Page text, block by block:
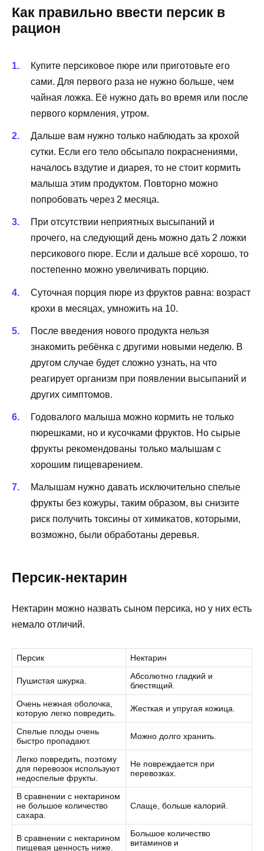
Как правильно ввести персик в
рацион
Купите персиковое пюре или приготовьте его
сами. Для первого раза не нужно больше, чем
чайная ложка. Её нужно дать во время или после
первого кормления, утром.
Дальше вам нужно только наблюдать за крохой
сутки. Если его тело обсыпало покраснениями,
началось вздутие и диарея, то не стоит кормить
малыша этим продуктом. Повторно можно
попробовать через 2 месяца.
При отсутствии неприятных высыпаний и
прочего, на следующий день можно дать 2 ложки
персикового пюре. Если и дальше всё хорошо, то
постепенно можно увеличивать порцию.
Суточная порция пюре из фруктов равна: возраст
крохи в месяцах, умножить на 10.
После введения нового продукта нельзя
знакомить ребёнка с другими новыми неделю. В
другом случае будет сложно узнать, на что
реагирует организм при появлении высыпаний и
других симптомов.
Годовалого малыша можно кормить не только
пюрешками, но и кусочками фруктов. Но сырые
фрукты рекомендованы только малышам с
хорошим пищеварением.
Малышам нужно давать исключительно спелые
фрукты без кожуры, таким образом, вы снизите
риск получить токсины от химикатов, которыми,
возможно, были обработаны деревья.
Персик-нектарин
Нектарин можно назвать сыном персика, но у них есть
немало отличий.
Персик Нектарин
Пушистая шкурка.
Абсолютно гладкий и
блестящий.
Очень нежная оболочка,
которую легко повредить.
Жесткая и упругая кожица.
Спелые плоды очень
быстро пропадают.
Можно долго хранить.
Легко повредить, поэтому
для перевозок используют
недоспелые фрукты.
Не повреждается при
перевозках.
В сравнении с нектарином
не большое количество
сахара.
Слаще, больше калорий.
В сравнении с нектарином
пищевая ценность ниже.
Большое количество
витаминов и